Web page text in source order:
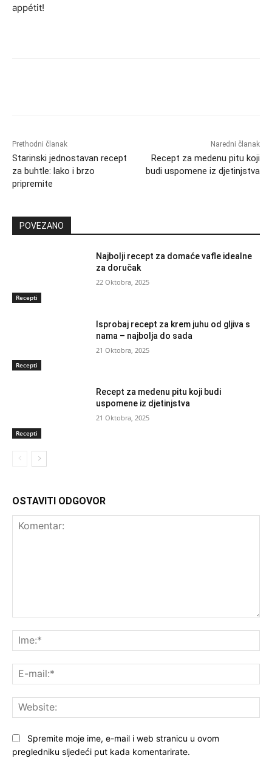
appétit!
Prethodni članak
Starinski jednostavan recept
za buhtle: lako i brzo
pripremite
Naredni članak
Recept za medenu pitu koji
budi uspomene iz djetinjstva
POVEZANO
Recepti
Najbolji recept za domaće vafle idealne
za doručak
22 Oktobra, 2025
Recepti
Isprobaj recept za krem juhu od gljiva s
nama – najbolja do sada
21 Oktobra, 2025
Recepti
Recept za medenu pitu koji budi
uspomene iz djetinjstva
21 Oktobra, 2025
OSTAVITI ODGOVOR
Spremite moje ime, e-mail i web stranicu u ovom
pregledniku sljedeći put kada komentarirate.